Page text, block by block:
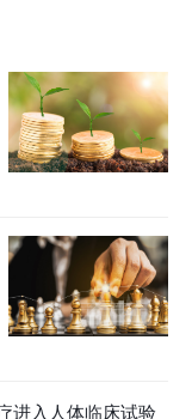
进入人体临床试验